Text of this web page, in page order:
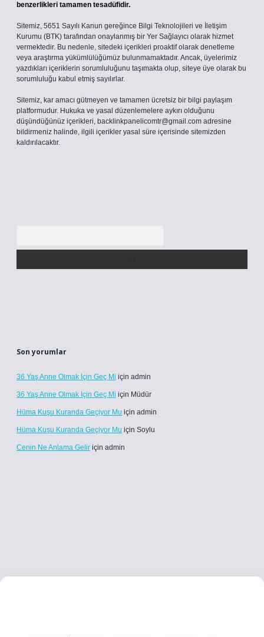
benzerlikleri tamamen tesadüfidir.
Sitemiz, 5651 Sayılı Kanun gereğince Bilgi Teknolojileri ve İletişim
Kurumu (BTK) tarafından onaylanmış bir Yer Sağlayıcı olarak hizmet
vermektedir. Bu nedenle, sitedeki içerikleri proaktif olarak denetleme
veya araştırma yükümlülüğümüz bulunmamaktadır. Ancak, üyelerimiz
yazdıkları içeriklerin sorumluluğunu taşımakta olup, siteye üye olarak bu
sorumluluğu kabul etmiş sayılırlar.
Sitemiz, kar amacı gütmeyen ve tamamen ücretsiz bir bilgi paylaşım
platformudur. Hukuka ve yasal düzenlemelere aykırı olduğunu
düşündüğünüz içerikleri, backlinkpanelicomtr@gmail.com adresine
bildirmeniz halinde, ilgili içerikler yasal süre içerisinde sitemizden
kaldırılacaktır.
Son yorumlar
36 Yaş Anne Olmak Için Geç Mi için admin
36 Yaş Anne Olmak Için Geç Mi için Müdür
Hüma Kuşu Kuranda Geçiyor Mu için admin
Hüma Kuşu Kuranda Geçiyor Mu için Soylu
Cenin Ne Anlama Gelir için admin
betci.cobetci girişbetci girişhiltonbet yeni giriş